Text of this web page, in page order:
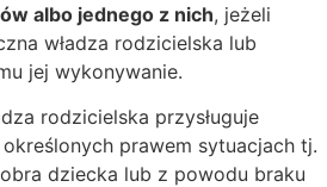
albo jednego z nich, jeżeli
władza rodzicielska lub
jej wykonywanie.
rodzicielska przysługuje
określonych prawem sytuacjach tj.
dziecka lub z powodu braku